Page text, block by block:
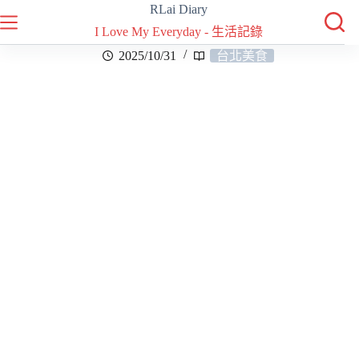
RLai Diary
I Love My Everyday - 生活記錄
2025/10/31
台北美食